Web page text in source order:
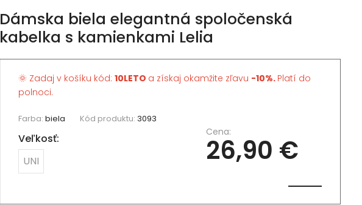
Dámska biela elegantná spoločenská
kabelka s kamienkami Lelia
🌞 Zadaj v košíku kód: 10LETO a získaj okamžite zľavu -10%. Platí do
polnoci.
Farba: biela Kód produktu: 3093
Veľkosť:
UNI
Cena:
26,90 €